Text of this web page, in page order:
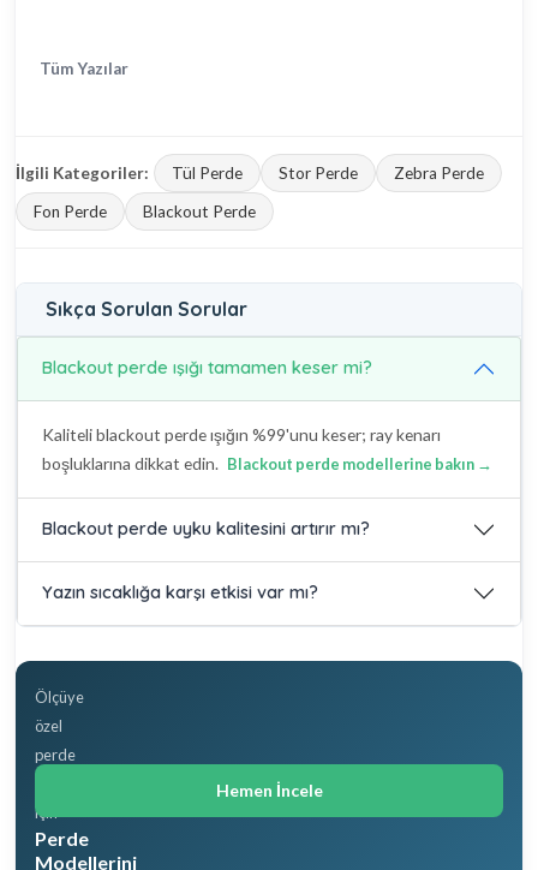
Tüm Yazılar
İlgili Kategoriler: Tül Perde Stor Perde
Zebra Perde
Fon Perde
Blackout Perde
Sıkça Sorulan Sorular
Blackout perde ışığı tamamen keser mi?
Kaliteli blackout perde ışığın %99'unu keser; ray kenarı
boşluklarına dikkat edin. Blackout perde modellerine bakın →
Blackout perde uyku kalitesini artırır mı?
Yazın sıcaklığa karşı etkisi var mı?
Ölçüye
özel
perde
için
Perde
Modellerini
Hemen İncele